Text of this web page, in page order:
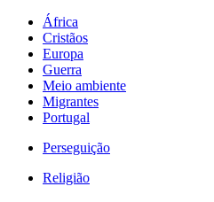
África
Cristãos
Europa
Guerra
Meio ambiente
Migrantes
Portugal
Perseguição
Religião